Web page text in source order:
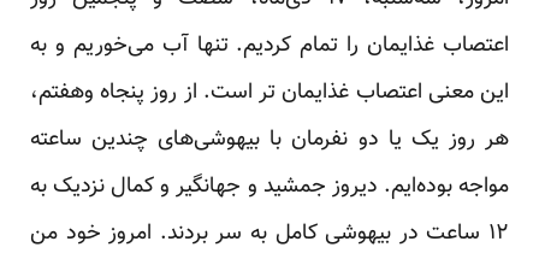
اعتصاب غذایمان را تمام کردیم. تنها آب می‌خوریم و به
این معنی اعتصاب غذایمان تر است. از روز پنجاه وهفتم،
هر روز یک یا دو نفرمان با بیهوشی‌های چندین ساعته
مواجه بوده‌ایم. دیروز جمشید و جهانگیر و کمال نزدیک به
۱۲ ساعت در بیهوشی کامل به سر بردند. امروز خود من